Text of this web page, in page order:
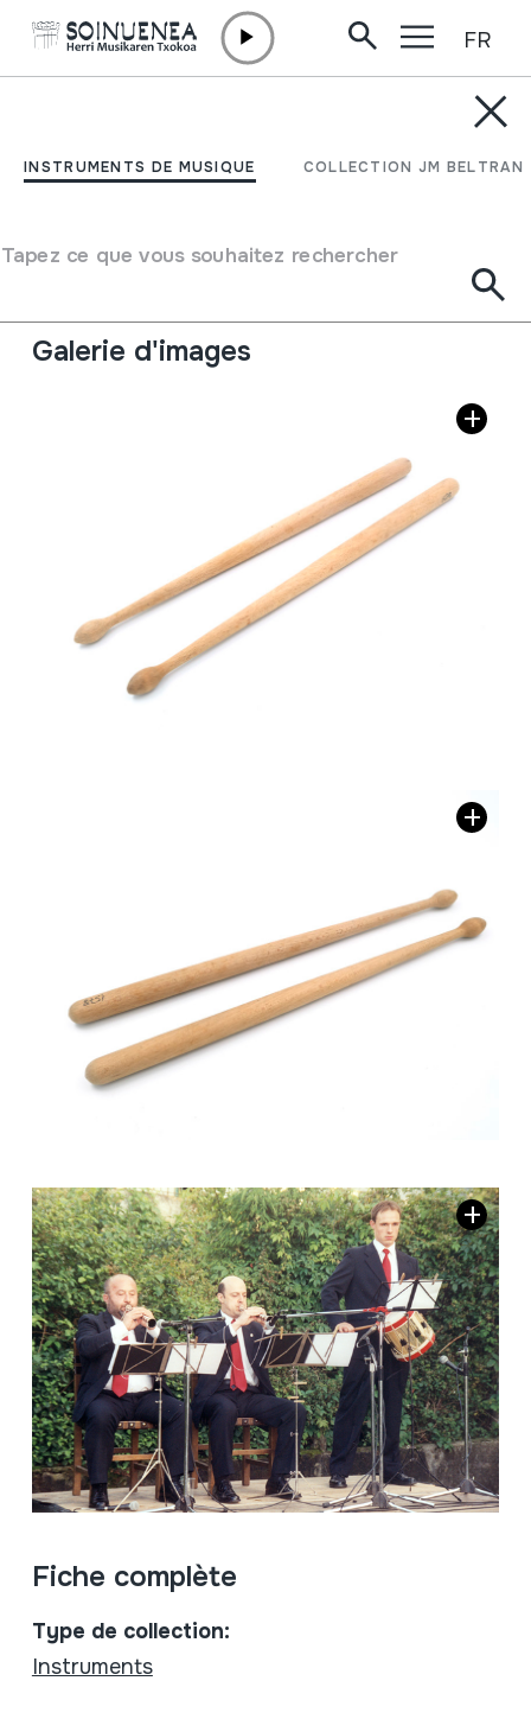
INSTRUMENTS DE MUSIQUE COLLECTION JM BELTRAN
Tapez ce que vous souhaitez rechercher
FR
DANBOR MAKILAK
Type d'instrument de musique
Membranophones
Galerie d'images
Fiche complète
Type de collection:
Instruments